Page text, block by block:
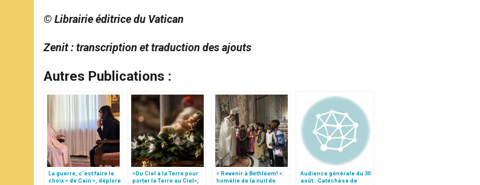
© Librairie éditrice du Vatican
Zenit : transcription et traduction des ajouts
Autres Publications :
La guerre, c’est faire le
choix « de Caïn », déplore
«Du Ciel à la Terre pour
porter la Terre au Ciel»,
« Revenir à Bethléem! »:
homélie de la nuit de
Audience générale du 30
août : Catéchèse de